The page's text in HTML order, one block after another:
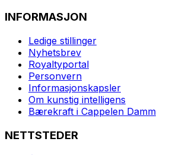
INFORMASJON
Ledige stillinger
Nyhetsbrev
Royaltyportal
Personvern
Informasjonskapsler
Om kunstig intelligens
Bærekraft i Cappelen Damm
NETTSTEDER